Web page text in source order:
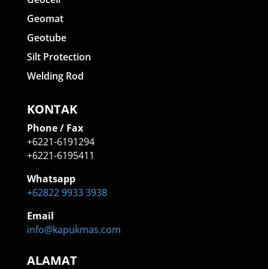
Geomat
Geotube
Silt Protection
Welding Rod
KONTAK
Phone / Fax
+6221-6191294
+6221-6195411
Whatsapp
+62822 9933 3938
Email
info@kapukmas.com
ALAMAT